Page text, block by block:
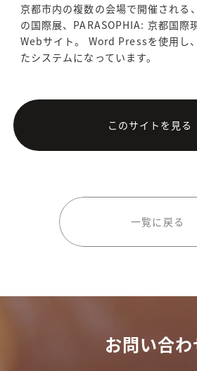
京都市内の複数の会場で開催される
の国際展、PARASOPHIA: 京都国際
Webサイト。 Word Pressを使用し
たシステムになっています。
このサイトを見る
一覧に戻る
お問い合わ